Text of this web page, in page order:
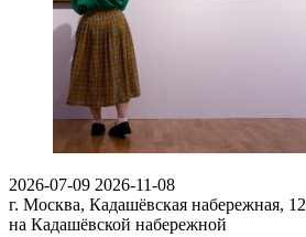
2026-07-09 2026-11-08
г. Москва, Кадашёвская набережная, 12
на Кадашёвской набережной